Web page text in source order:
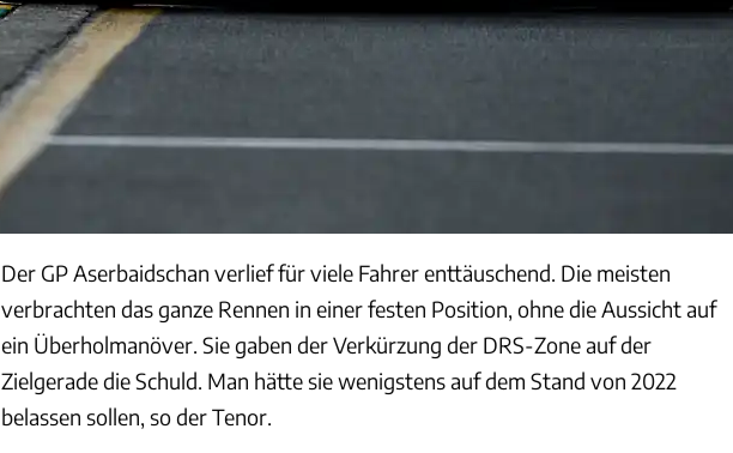
Der GP Aserbaidschan verlief für viele Fahrer enttäuschend. Die meisten
verbrachten das ganze Rennen in einer festen Position, ohne die Aussicht auf
ein Überholmanöver. Sie gaben der Verkürzung der DRS-Zone auf der
Zielgerade die Schuld. Man hätte sie wenigstens auf dem Stand von 2022
belassen sollen, so der Tenor.